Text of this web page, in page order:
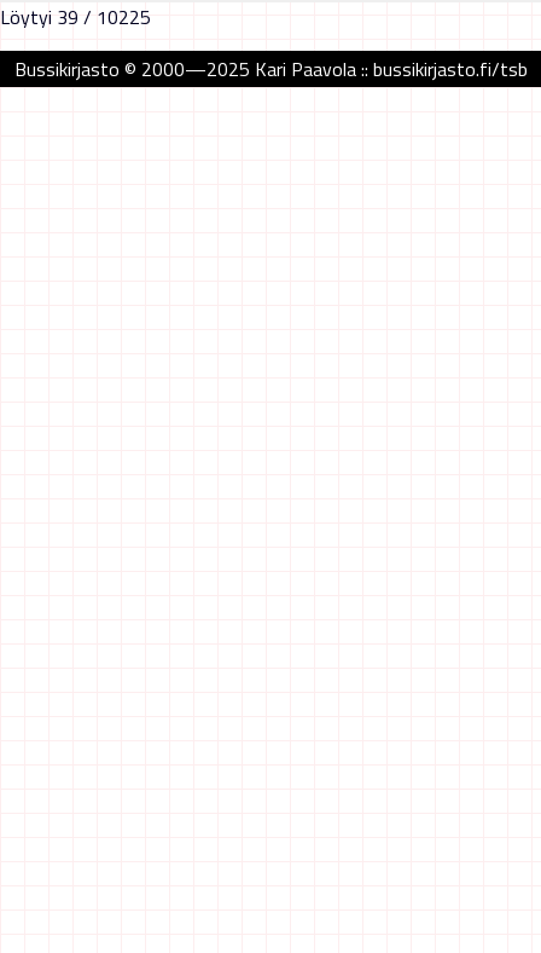
Löytyi 39 / 10225
Bussikirjasto © 2000—2025 Kari Paavola :: bussikirjasto.fi/tsb